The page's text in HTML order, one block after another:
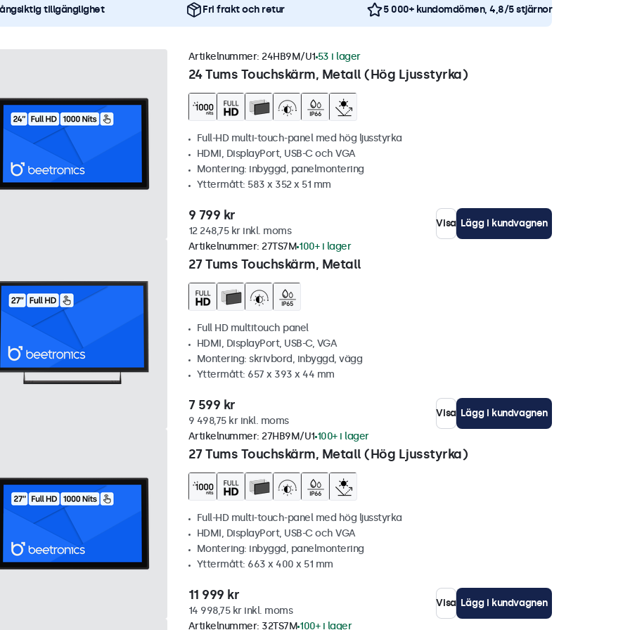
tillgänglighet Fri frakt och retur 5 000+ kundomdömen, 4,8/5 stjärnor
24 Tums Touchskärm, Metall (Hög Ljusstyrka)
Artikelnummer: 24HB9M/U1 53 i lager
Full-HD multi-touch-panel med hög ljusstyrka
HDMI, DisplayPort, USB-C och VGA
Montering: inbyggd, panelmontering
Yttermått: 583 x 352 x 51 mm
9 799 kr
12 248,75 kr inkl. moms
Visa Lägg i kundvagnen
27 Tums Touchskärm, Metall
Artikelnummer: 27TS7M 100+ i lager
Full HD multitouch panel
HDMI, DisplayPort, USB-C, VGA
Montering: skrivbord, inbyggd, vägg
Yttermått: 657 x 393 x 44 mm
7 599 kr
9 498,75 kr inkl. moms
Visa Lägg i kundvagnen
27 Tums Touchskärm, Metall (Hög Ljusstyrka)
Artikelnummer: 27HB9M/U1 100+ i lager
Full-HD multi-touch-panel med hög ljusstyrka
HDMI, DisplayPort, USB-C och VGA
Montering: inbyggd, panelmontering
Yttermått: 663 x 400 x 51 mm
11 999 kr
14 998,75 kr inkl. moms
Visa Lägg i kundvagnen
Artikelnummer: 32TS7M 100+ i lager